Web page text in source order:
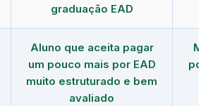
graduação EAD
Aluno que aceita pagar
um pouco mais por EAD
muito estruturado e bem
avaliado